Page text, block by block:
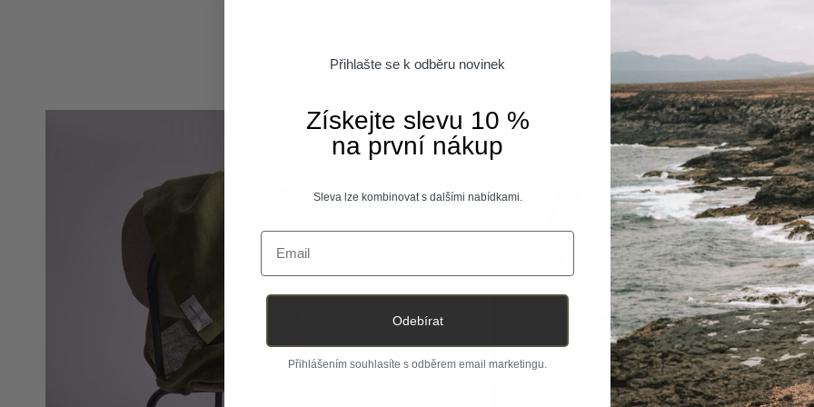
Małe kawałki, wielka zmiana.
Zobacz wszystko
Přihlašte se k odběru novinek
Získejte slevu 10 %
na první nákup
Sleva lze kombinovat s dalšími nabídkami.
Email
Odebírat
Přihlášením souhlasíte s odběrem email marketingu.